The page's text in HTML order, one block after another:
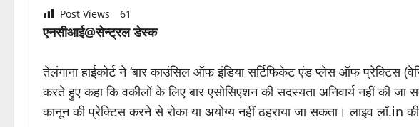
Post Views 61
एनसीआई@सेन्ट्रल डेस्क
तेलंगाना हाईकोर्ट ने ‘बार काउंसिल ऑफ इंडिया सर्टिफिकेट एंड प्लेस ऑफ प्रेक्टिस
करते हुए कहा कि वकीलों के लिए बार एसोसिएशन की सदस्यता अनिवार्य नहीं की
कानून की प्रेक्टिस करने से रोका या अयोग्य नहीं ठहराया जा सकता। लाइव लॉ.in की